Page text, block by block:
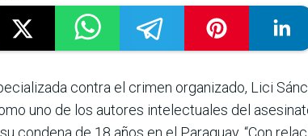
contra el crimen orga­nizado, Lici
uno de los autores intelectuales del
condena de 18 años en el Paraguay. “Con